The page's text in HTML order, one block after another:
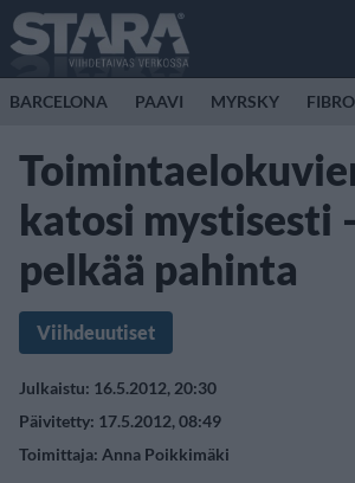
BARCELONA PAAVI MYRSKY
katosi mystisesti
pelkää pahinta
Viihdeuutiset
Julkaistu: 16.5.2012, 20:30
Päivitetty: 17.5.2012, 08:49
Toimittaja: Anna Poikkimäki